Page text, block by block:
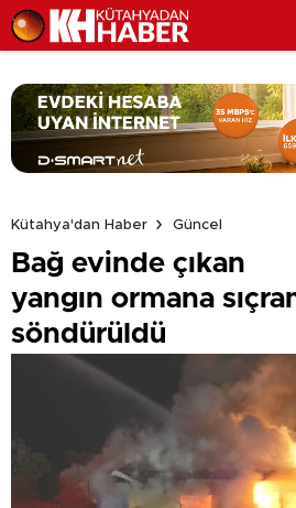
Kütahya'dan Haber
Güncel
Bağ evinde çıkan
yangın ormana
söndürüldü